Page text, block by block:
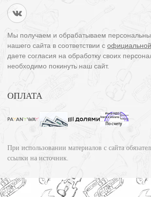
Мы получаем и обрабатываем
нашего сайта в соответствии с
даете согласия на обработку своих
необходимо покинуть наш сайт.
ОПЛАТА
При использовании материалов с сайта
ссылки на источник.